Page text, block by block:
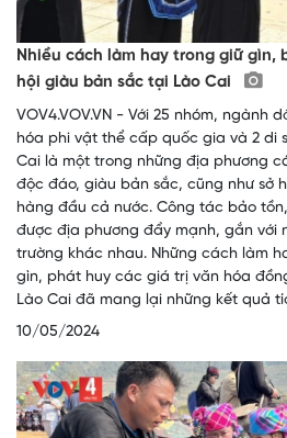
Nhiều cách làm hay trong giữ gìn,
hội giàu bản sắc tại Lào Cai
VOV4.VOV.VN - Với 25 nhóm, ngành
hóa phi vật thể cấp quốc gia và 2 di
Cai là một trong những địa phương
độc đáo, giàu bản sắc, cũng như sở
hàng đầu cả nước. Công tác bảo
được địa phương đẩy mạnh, gắn với
trường khác nhau. Những cách làm
gìn, phát huy các giá trị văn hóa
Lào Cai đã mang lại những kết quả
10/05/2024